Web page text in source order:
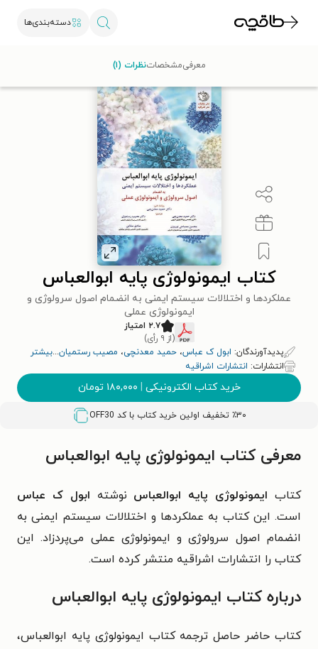
دسته‌بندی‌ها
کتاب ایمونولوژی پایه ابوالعباس
عملکردها و اختلالات سیستم ایمنی به انضمام اصول سرولوژی و
ایمونولوژی عملی
۲.۷ امتیاز
(از ۹ رأی)
پدیدآورندگان: ابول ک عباس، حمید معدنچی، مصیب رستمیان...بیشتر
انتشارات: انتشارات اشراقیه
خرید کتاب الکترونیکی | ۱۸۰,۰۰۰ تومان
٪۳۰ تخفیف اولین خرید کتاب با کد OFF30
معرفیمشخصاتنظرات (۱)
معرفی کتاب ایمونولوژی پایه ابوالعباس
کتابایمونولوژی پایه ابوالعباس نوشته ابول ک عباس
است. این کتاب به عملکردها و اختلالات سیستم ایمنی به
انضمام اصول سرولوژی و ایمونولوژی عملی می‌پردزاد. این
کتاب را انتشارات اشراقیه منتشر کرده است.
درباره کتاب ایمونولوژی پایه ابوالعباس
کتاب حاضر حاصل ترجمه کتاب ایمونولوژی پایه ابوالعباس،